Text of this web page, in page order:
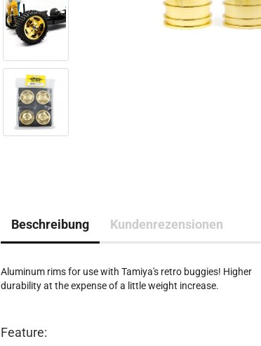
Beschreibung Kundenrezensionen
Aluminum rims for use with Tamiya's retro buggies! Higher
durability at the expense of a little weight increase.
Feature: